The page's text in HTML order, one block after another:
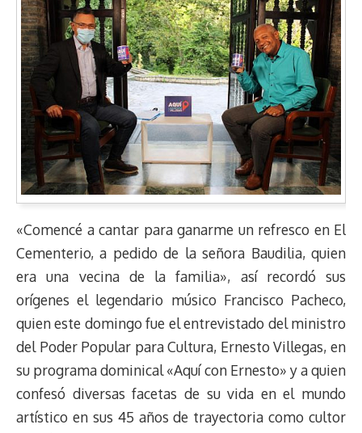
«Comencé a cantar para ganarme un refresco en El
Cementerio, a pedido de la señora Baudilia, quien
era una vecina de la familia», así recordó sus
orígenes el legendario músico Francisco Pacheco,
quien este domingo fue el entrevistado del ministro
del Poder Popular para Cultura, Ernesto Villegas, en
su programa dominical «Aquí con Ernesto» y a quien
confesó diversas facetas de su vida en el mundo
artístico en sus 45 años de trayectoria como cultor